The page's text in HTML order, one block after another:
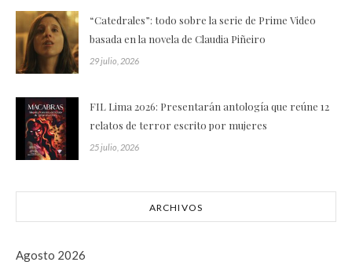
“Catedrales”: todo sobre la serie de Prime Video
basada en la novela de Claudia Piñeiro
29 julio, 2026
FIL Lima 2026: Presentarán antología que reúne 12
relatos de terror escrito por mujeres
25 julio, 2026
ARCHIVOS
Agosto 2026